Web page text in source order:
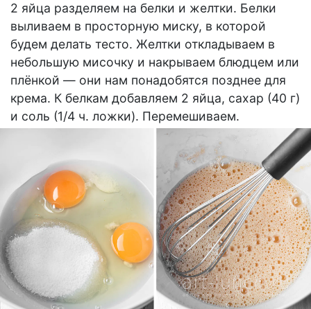
2 яйца разделяем на белки и желтки. Белки
выливаем в просторную миску, в которой
будем делать тесто. Желтки откладываем в
небольшую мисочку и накрываем блюдцем или
плёнкой — они нам понадобятся позднее для
крема. К белкам добавляем 2 яйца, сахар (40 г)
и соль (1/4 ч. ложки). Перемешиваем.